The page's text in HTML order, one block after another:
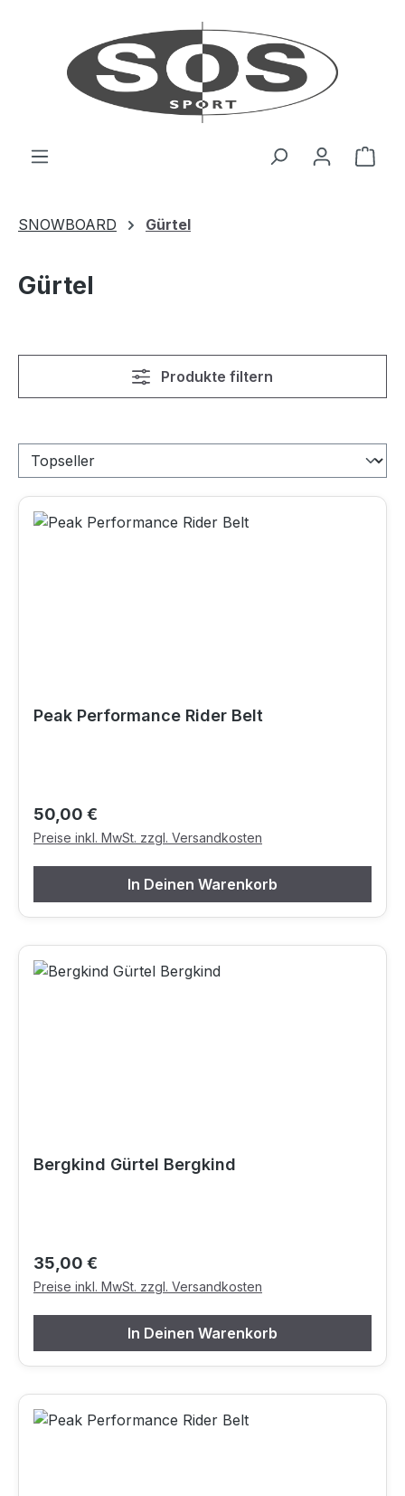
SNOWBOARD Gürtel
Gürtel
Produkte filtern
Peak Performance Rider Belt
Regulärer Preis:
50,00 €
Preise inkl. MwSt. zzgl. Versandkosten
In Deinen Warenkorb
Bergkind Gürtel Bergkind
Regulärer Preis:
35,00 €
Preise inkl. MwSt. zzgl. Versandkosten
In Deinen Warenkorb